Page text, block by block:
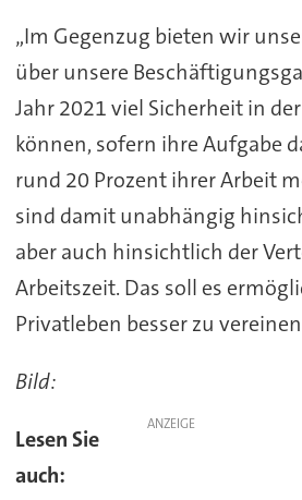
„Im Gegenzug bieten wir
über unsere
Jahr 2021 viel Sicherheit in
können, sofern ihre Aufgabe
rund 20 Prozent ihrer Arbeit
sind damit unabhängig
aber auch hinsichtlich der
Arbeitszeit. Das soll es
Privatleben besser zu
Bild:
ANZEIGE
Lesen Sie
auch: